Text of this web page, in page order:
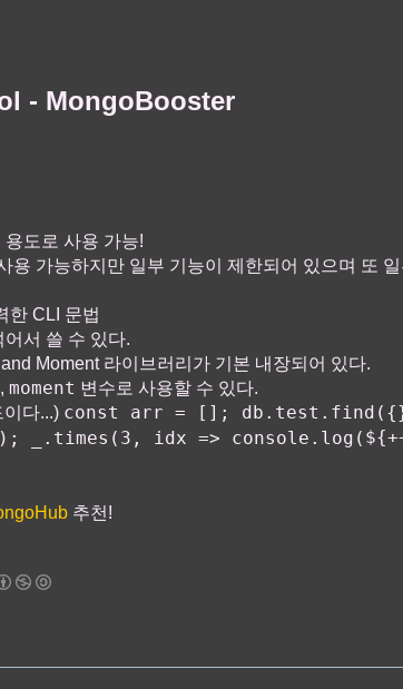
- MongoBooster
도로 사용 가능!
용 가능하지만 일부 기능이 제한되어 있으며 또
한 CLI 문법
서 쓸 수 있다.
Moment 라이브러리가 기본 내장되어 있다.
, moment 변수로 사용할 수 있다.
다...) const arr = [];
_.times(3, idx => console.log(
추천!